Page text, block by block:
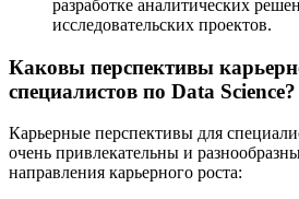
разработке аналитических
исследовательских проектов.
Каковы перспективы
специалистов по Data Science?
Карьерные перспективы для
очень привлекательны и
направления карьерного роста: